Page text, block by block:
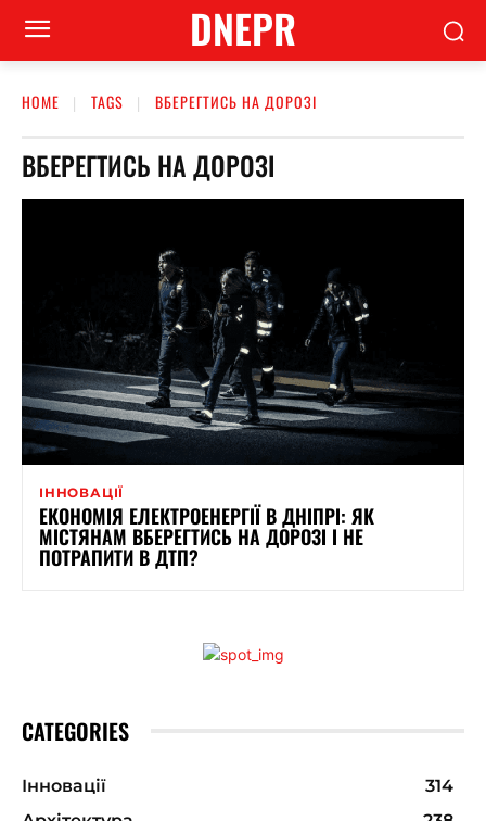
DNEPR
HOME TAGS ВБЕРЕГТИСЬ НА ДОРОЗІ
ВБЕРЕГТИСЬ НА ДОРОЗІ
ІННОВАЦІЇ
ЕКОНОМІЯ ЕЛЕКТРОЕНЕРГІЇ В ДНІПРІ: ЯК
МІСТЯНАМ ВБЕРЕГТИСЬ НА ДОРОЗІ І НЕ
ПОТРАПИТИ В ДТП?
CATEGORIES
Інновації
314